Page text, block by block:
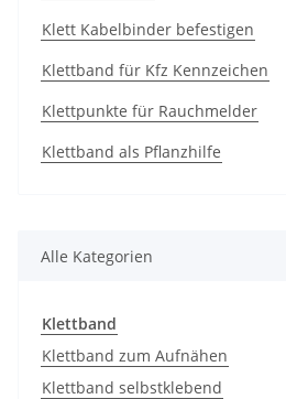
Klett Kabelbinder befestigen
Klettband für Kfz Kennzeichen
Klettpunkte für Rauchmelder
Klettband als Pflanzhilfe
Alle Kategorien
Klettband
Klettband zum Aufnähen
Klettband selbstklebend